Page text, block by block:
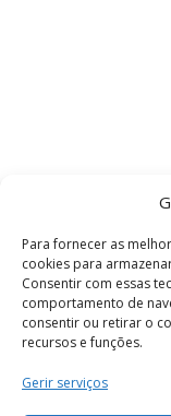
Para fornecer as
cookies para
Consentir com essas
comportamento de
consentir ou retirar o
recursos e funções.
Gerir serviços
Termos e